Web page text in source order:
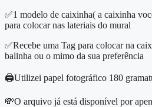
✅1 modelo de caixinha( a caixinha
para colocar nas lateriais do mural
✅Recebe uma Tag para colocar na
balinha ou o mimo da sua preferência
🖨️Utilizei papel fotográfico 180
💸O arquivo já está disponível por